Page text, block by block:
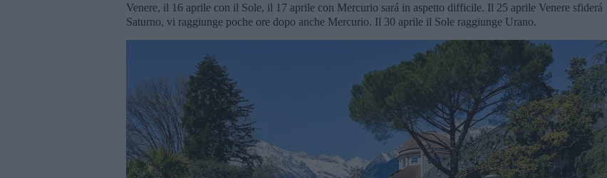
Venere, il 16 aprile con il Sole, il 17 aprile con Mercurio sará in aspetto difficile. Il 25 aprile Venere sfiderá
Saturno, vi raggiunge poche ore dopo anche Mercurio. Il 30 aprile il Sole raggiunge Urano.